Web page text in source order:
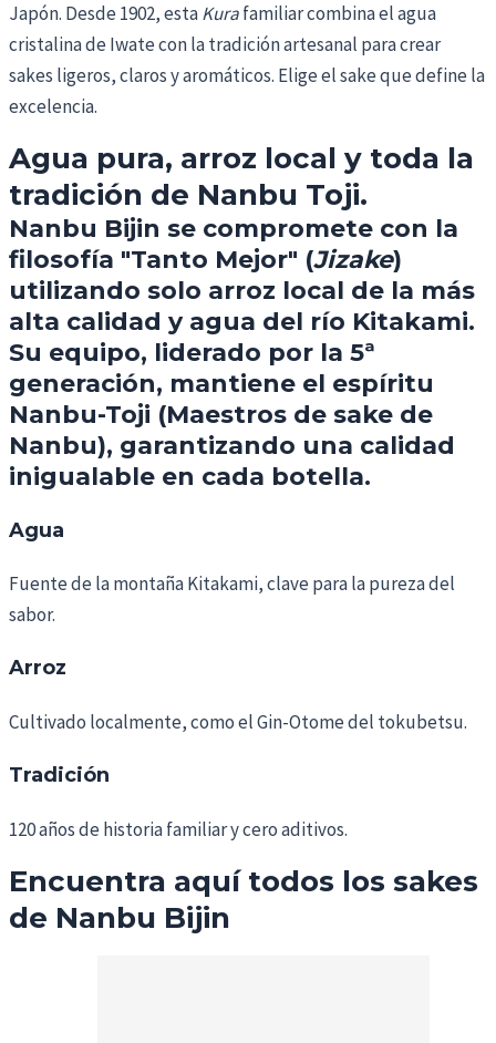
Japón. Desde 1902, estaKurafamiliar combina el agua
cristalina de Iwate con la tradición artesanal para crear
sakes ligeros, claros y aromáticos. Elige el sake que define la
excelencia.
Agua pura, arroz local y toda la
tradición de Nanbu Toji.
Nanbu Bijin se compromete con la
filosofía "Tanto Mejor" (Jizake)
utilizando solo arroz local de la más
alta calidad y agua del río Kitakami.
Su equipo, liderado por la 5ª
generación, mantiene el espíritu
Nanbu-Toji (Maestros de sake de
Nanbu), garantizando una calidad
inigualable en cada botella.
Agua
Fuente de la montaña Kitakami, clave para la pureza del
sabor.
Arroz
Cultivado localmente, como el Gin-Otome del tokubetsu.
Tradición
120 años de historia familiar y cero aditivos.
Encuentra aquí todos los sakes
de Nanbu Bijin